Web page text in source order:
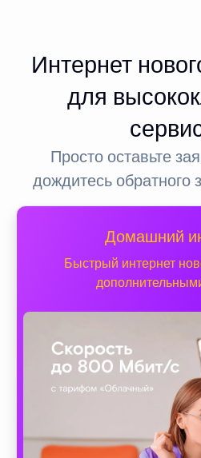
Интернет
для
Просто оставьте
дождитесь обратного
Домашний
Быстрый интернет